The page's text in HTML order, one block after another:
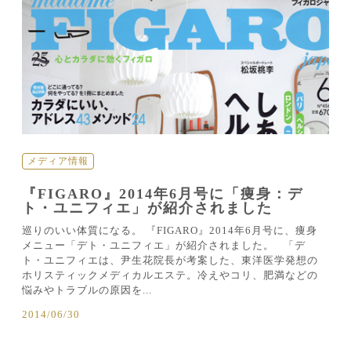
メディア情報
『FIGARO』2014年6月号に「痩身：デ
ト・ユニフィエ」が紹介されました
巡りのいい体質になる。 『FIGARO』2014年6月号に、痩身
メニュー「デト・ユニフィエ」が紹介されました。 「デ
ト・ユニフィエは、尹生花院長が考案した、東洋医学発想の
ホリスティックメディカルエステ。冷えやコリ、肥満などの
悩みやトラブルの原因を...
2014/06/30